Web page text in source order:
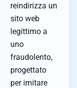
reindirizza un
sito web
legittimo a
uno
fraudolento,
progettato
per imitare